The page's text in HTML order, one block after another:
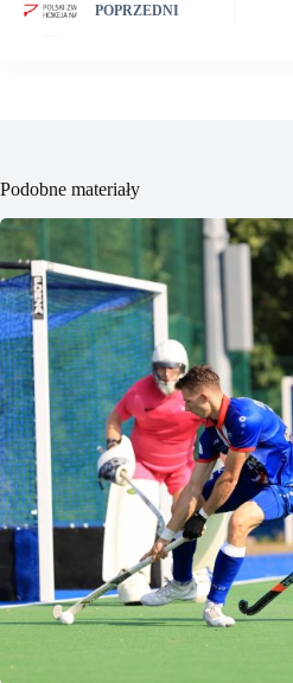
POPRZEDNI
Podobne materiały